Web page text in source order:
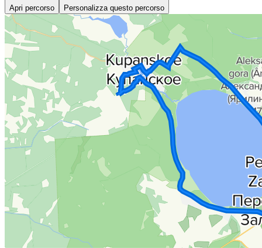
Apri percorso Personalizza questo percorso